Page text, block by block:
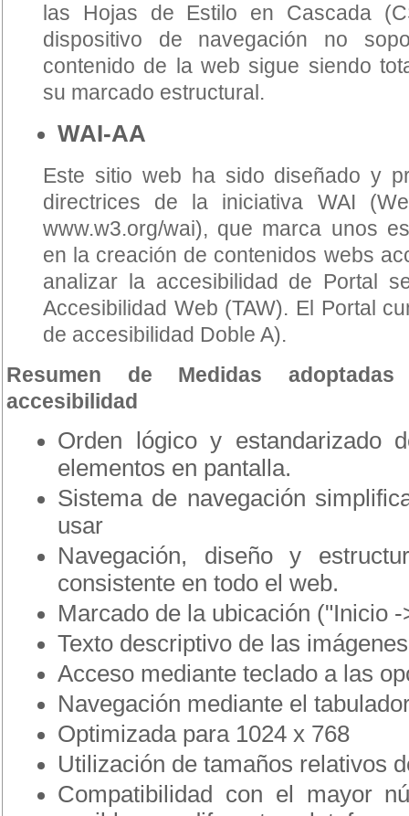
las Hojas de Estilo en Cascada
dispositivo de navegación no
contenido de la web sigue siendo
su marcado estructural.
WAI-AA
Este sitio web ha sido diseñado y
directrices de la iniciativa WAI
www.w3.org/wai), que marca unos
en la creación de contenidos webs
analizar la accesibilidad de Portal
Accesibilidad Web (TAW). El Portal
de accesibilidad Doble A).
Resumen de Medidas
accesibilidad
Orden lógico y estandarizado
elementos en pantalla.
Sistema de navegación
usar
Navegación, diseño y
consistente en todo el web.
Marcado de la ubicación ("Inicio -
Texto descriptivo de las
Acceso mediante teclado a las
Navegación mediante el
Optimizada para 1024 x 768
Utilización de tamaños relativos
Compatibilidad con el mayor